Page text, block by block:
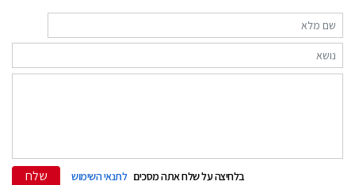
בלחיצה על שלח אתה מסכים לתנאי השימוש שלח